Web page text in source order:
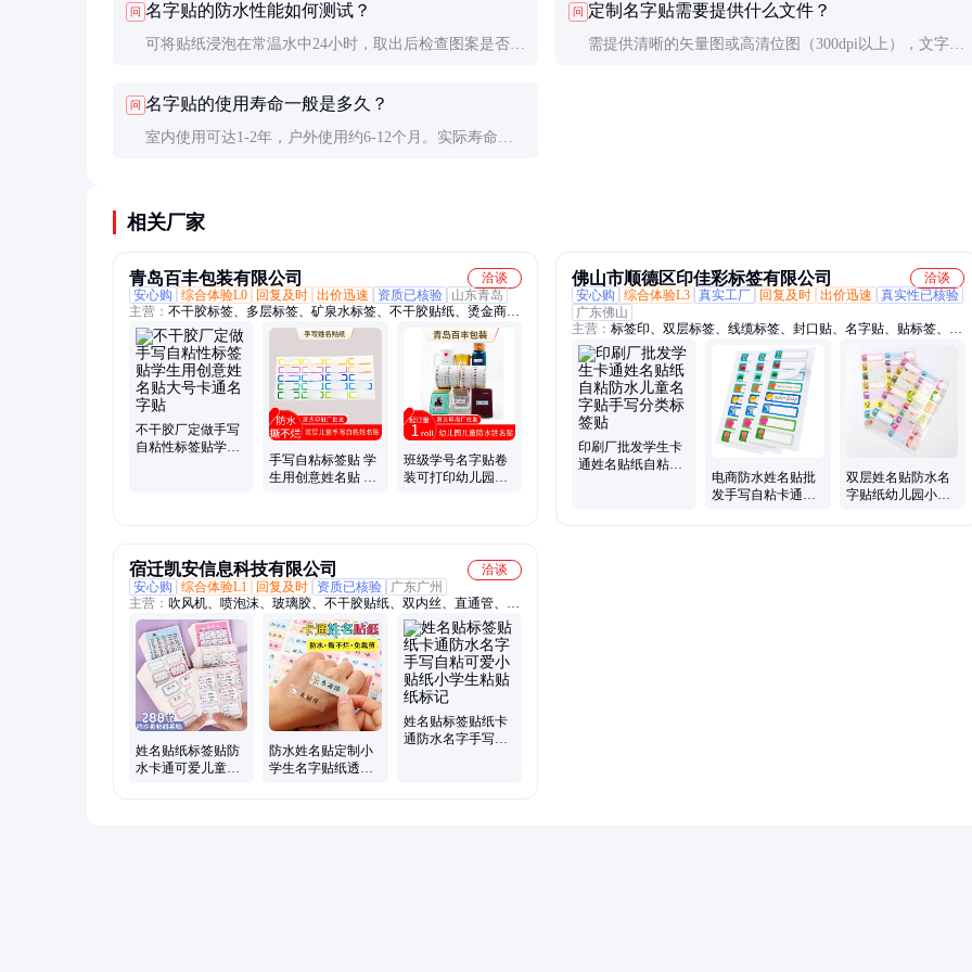
烫印标签。
损伤物体表面。
问 名字贴的防水性能如何测试？
可将贴纸浸泡在常温水中24小时，取出后检查图案是否模
刷。
问 定制名字贴需要提供什么文件？
需提供清晰的矢量图或高清位图（300dpi以上），文字需
问 名字贴的使用寿命一般是多久？
室内使用可达1-2年，户外使用约6-12个月。实际寿命受
相关厂家
青岛百丰包装有限公司
洽谈
安心购
综合体验L0 回复及时 出价迅速 资质已核验
山东青岛
主营： 不干胶标签、多层标签、矿泉水标签、不干胶贴纸、烫金商标
贴纸、圣诞卡通贴纸、熨烫服装名字贴、农药标签、渔具标签、外贸
小册子标签、折页说明书标签、双层不干胶、服装吊牌、卷装姓名
帖、手写姓名帖、水果罐头标签、大桶水标签、食品标签、一物一码
标签、防伪溯源标签、三层标签、间隔胶标签、双面印不干胶、双面
睫毛底卡、烫金睫毛卡纸
不干胶厂定做手写
自粘性标签贴学生
手写自粘标签贴 学
生用创意姓名贴 防
班级学号名字贴卷
装可打印幼儿园卡
佛山市顺德区印佳彩标签有限公司
洽谈
安心购
综合体验L3 真实工厂 回复及时 出价迅速
真实性已核验
广东佛山
主营： 标签印、双层标签、线缆标签、封口贴、名字贴、贴标签、奶
粉贴纸、包装贴纸、防伪贴纸、多层贴纸、揭膜标签、食品标签、铝
箔标签、封口标签、烫金标签、叠层标签
印刷厂批发学生卡
通姓名贴纸自粘防
电商防水姓名贴批
发手写自粘卡通名
双层姓名贴防水名
字贴纸幼儿园小学
宿迁凯安信息科技有限公司
洽谈
安心购
综合体验L1 回复及时 资质已核验
广东广州
主营： 吹风机、喷泡沫、玻璃胶、不干胶贴纸、双内丝、直通管、活
接头、免钉胶、洗车液、置物架、清洗机、高压水枪、内丝变径、全
铜接头、洗车水枪、三通接头、高压洗车、泡沫喷壶、黄铜加长双、
水管接头铜、铜加长弯头、全铜内外丝、高压泡喷壶、钢管铁管卡
扣、头热水器水管、变径直通三通
姓名贴纸标签贴防
水卡通可爱儿童幼
防水姓名贴定制小
学生名字贴纸透明
姓名贴标签贴纸卡
通防水名字手写自